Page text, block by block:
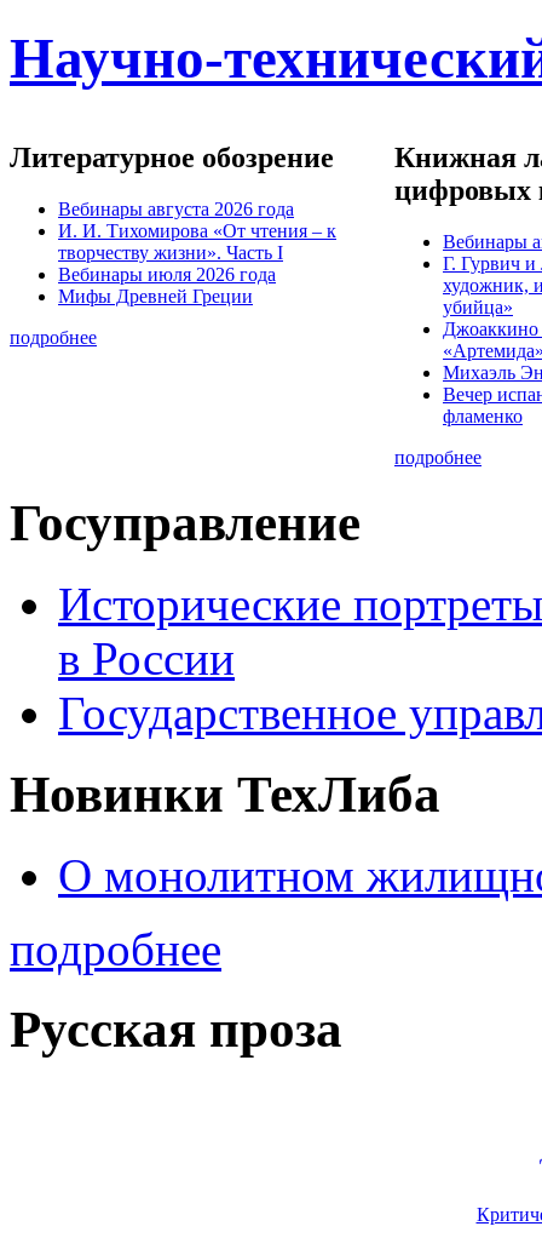
Научно-
Литературное обозрение
Вебинары августа 2026 года
И. И. Тихомирова «От чтения – к
творчеству жизни». Часть I
Вебинары июля 2026 года
Мифы Древней Греции
подробнее
Книжная
цифровых
Вебинары
Г. Гурвич
художник,
убийца»
Михаэль
Вечер
фламенко
подробнее
Госуправление
Исторические
в России
Государственное
Новинки ТехЛиба
О монолитном
подробнее
Русская проза